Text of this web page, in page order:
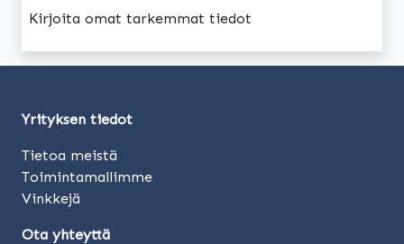
Kirjoita omat tarkemmat tiedot
Yrityksen tiedot
Tietoa meistä
Toimintamallimme
Vinkkejä
Ota yhteyttä